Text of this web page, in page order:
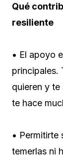
Qué
resiliente
• El apoyo
principales.
quieren y
te hace
• Permitirte
temerlas ni